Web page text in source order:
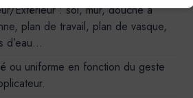
Extérieur : sol, mur, douche à
plan de travail, plan de vasque,
d’eau…
ou uniforme en fonction du geste